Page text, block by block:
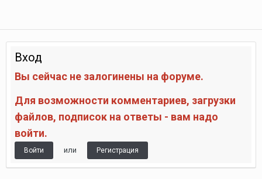
Вход
Вы сейчас не залогинены на форуме.
Для возможности комментариев, загрузки
файлов, подписок на ответы - вам надо
войти.
Войти или Регистрация